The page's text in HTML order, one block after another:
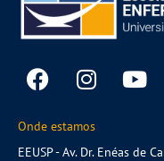
Onde estamos
EEUSP - Av. Dr. Enéas de